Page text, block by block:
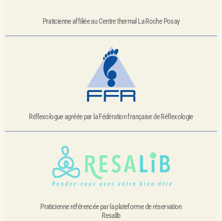
Praticienne affiliée au Centre thermal La Roche Posay
Réflexologue agréée par la Fédération française de Réflexologie
Praticienne référencée par la plateforme de réservation
Resalib